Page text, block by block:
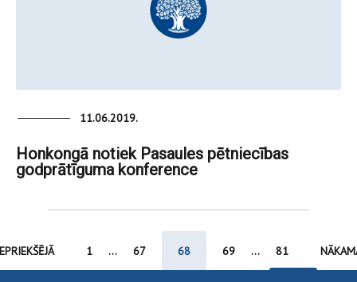
11.06.2019.
Honkongā notiek Pasaules pētniecības
godprātīguma konference
1 ... 67 68 69 ... 81